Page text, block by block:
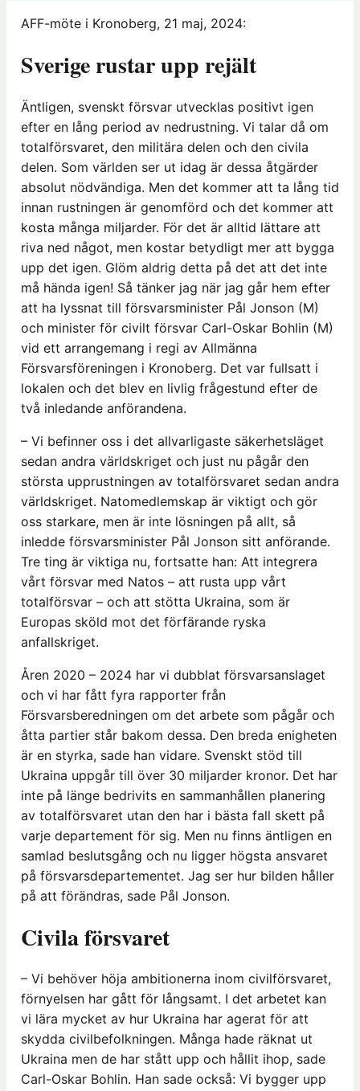
AFF-möte i Kronoberg, 21 maj, 2024:
Sverige rustar upp rejält
Äntligen, svenskt försvar utvecklas positivt igen
efter en lång period av nedrustning. Vi talar då om
totalförsvaret, den militära delen och den civila
delen. Som världen ser ut idag är dessa åtgärder
absolut nödvändiga. Men det kommer att ta lång tid
innan rustningen är genomförd och det kommer att
kosta många miljarder. För det är alltid lättare att
riva ned något, men kostar betydligt mer att bygga
upp det igen. Glöm aldrig detta på det att det inte
må hända igen! Så tänker jag när jag går hem efter
att ha lyssnat till försvarsminister Pål Jonson (M)
och minister för civilt försvar Carl-Oskar Bohlin (M)
vid ett arrangemang i regi av Allmänna
Försvarsföreningen i Kronoberg. Det var fullsatt i
lokalen och det blev en livlig frågestund efter de
två inledande anförandena.
– Vi befinner oss i det allvarligaste säkerhetsläget
sedan andra världskriget och just nu pågår den
största upprustningen av totalförsvaret sedan andra
världskriget. Natomedlemskap är viktigt och gör
oss starkare, men är inte lösningen på allt, så
inledde försvarsminister Pål Jonson sitt anförande.
Tre ting är viktiga nu, fortsatte han: Att integrera
vårt försvar med Natos – att rusta upp vårt
totalförsvar – och att stötta Ukraina, som är
Europas sköld mot det förfärande ryska
anfallskriget.
Åren 2020 – 2024 har vi dubblat försvarsanslaget
och vi har fått fyra rapporter från
Försvarsberedningen om det arbete som pågår och
åtta partier står bakom dessa. Den breda enigheten
är en styrka, sade han vidare. Svenskt stöd till
Ukraina uppgår till över 30 miljarder kronor. Det har
inte på länge bedrivits en sammanhållen planering
av totalförsvaret utan den har i bästa fall skett på
varje departement för sig. Men nu finns äntligen en
samlad beslutsgång och nu ligger högsta ansvaret
på försvarsdepartementet. Jag ser hur bilden håller
på att förändras, sade Pål Jonson.
Civila försvaret
– Vi behöver höja ambitionerna inom civilförsvaret,
förnyelsen har gått för långsamt. I det arbetet kan
vi lära mycket av hur Ukraina har agerat för att
skydda civilbefolkningen. Många hade räknat ut
Ukraina men de har stått upp och hållit ihop, sade
Carl-Oskar Bohlin. Han sade också: Vi bygger upp